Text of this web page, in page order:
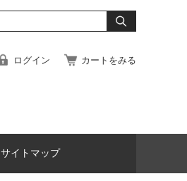
ログイン カートをみる
サイトマップ